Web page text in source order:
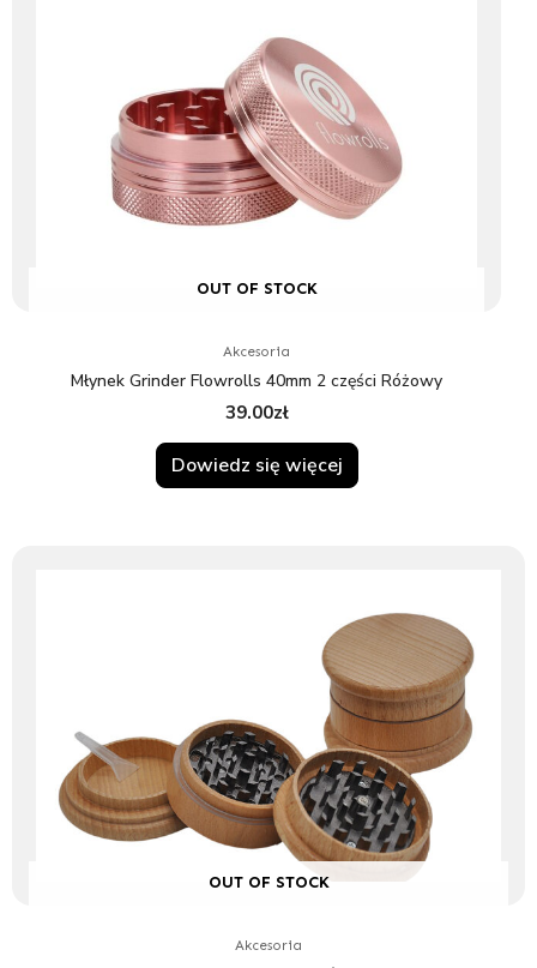
OUT OF STOCK
Akcesoria
Młynek Grinder Flowrolls 40mm 2 części Różowy
39.00zł
Dowiedz się więcej
OUT OF STOCK
Akcesoria